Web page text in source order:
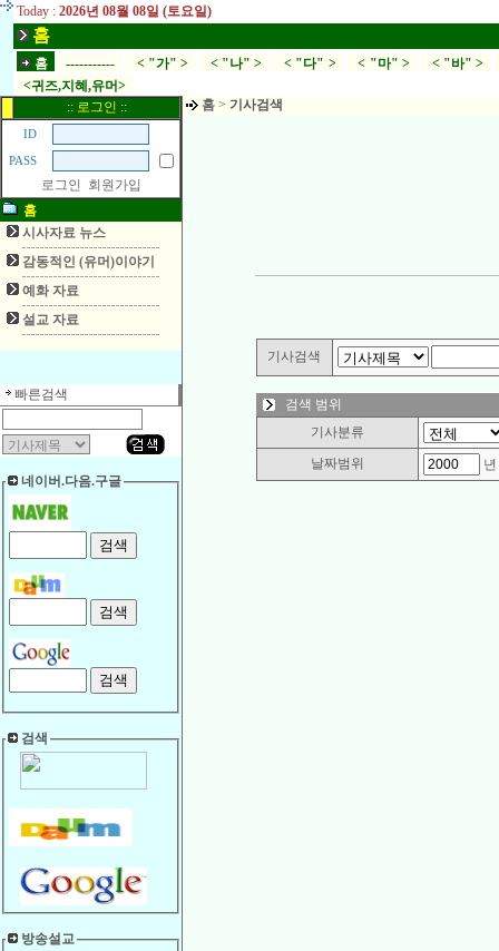
Today : 2026년 08월 08일 (토요일)
홈
홈 ----------- < "가" > < "나" > < "다" > < "마" > < "바" >
<귀즈,지혜,유머>
:: 로그인 ::
ID
PASS
로그인
회원가입
홈
시사자료 뉴스
감동적인 (유머)이야기
예화 자료
설교 자료
빠른검색
네이버.다음.구글
검색
방송설교
홈 > 기사검색
기사검색
검색 범위
기사분류
날짜범위